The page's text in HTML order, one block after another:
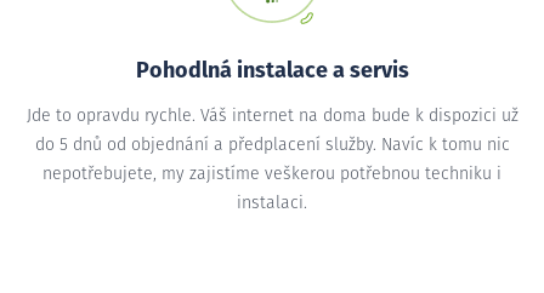
Pohodlná instalace a servis
Jde to opravdu rychle. Váš internet na doma bude k dispozici už
do 5 dnů od objednání a předplacení služby. Navíc k tomu nic
nepotřebujete, my zajistíme veškerou potřebnou techniku i
instalaci.